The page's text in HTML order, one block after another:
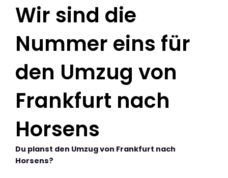
Wir sind die
Nummer eins für
den Umzug von
Frankfurt nach
Horsens
Du planst den Umzug von Frankfurt nach
Horsens?